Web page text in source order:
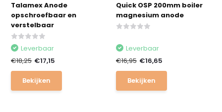
Talamex Anode
opschroefbaar en
verstelbaar
Leverbaar
€18,25 €17,15
Bekijken
Quick OSP 200mm boiler
magnesium anode
Leverbaar
€16,95 €16,65
Bekijken